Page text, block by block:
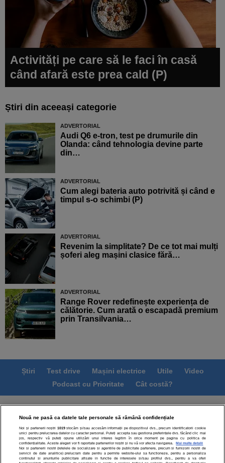
Activități pe care să le faci în casă
când afară este prea cald (P)
Știri din aceeași categorie
ADVERTORIAL
Audi Q6 e-tron, test pe drumurile din
Olanda: când tehnologia devine parte
din…
ADVERTORIAL
Cum alegi bateria auto potrivită și când e
timpul s-o schimbi (P)
ADVERTORIAL
Revenim la simplitate? De ce tot mai mulți
șoferi aleg mașini clasice fără…
ADVERTORIAL
Range Rover redefinește experiența de
călătorie. Cum arată o escapadă premium
prin Transilvania…
Știri Test drive Mașini electrice Utile
Video
Podcast cu Prioritate
Cât costă?
Termeni si conditii
Politica de confidentialitate
Politica de cookies
Echipa editorială
Contact
Modifică Setările
Nouă ne pasă ca datele tale personale să rămână confidențiale
Noi și partenerii noștri 1019stocăm și/sau accesăm informații pe dispozitivul dvs., precum identificatorii cookie
unici pentru prelucrarea datelor cu caracter personal. Puteți accepta sau gestiona preferințele dvs. făcând clic mai
jos, respectiv vă puteți opune utilizării unui interes legitim în orice moment pe pagina cu politica de
confidențialitate. Aceste alegeri vor fi raportate partenerilor noștri și nu vă vor afecta navigarea.
Mai multe detalii
Noi si partenerii nostri (retelele de socializare si agentiile de publicitate partenere, precum si furnizorii nostri de
servicii de date analitice) prelucram date pentru a permite website-ului sa functioneze, pentru a personaliza
continutul si anunturile publicitare afisate in functie de interesele si/sau profilul dvs., pentru a va oferi